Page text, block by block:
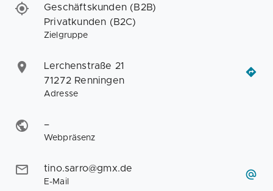
Geschäftskunden (B2B)
Privatkunden (B2C)
Zielgruppe
Lerchenstraße 21
71272 Renningen
Adresse
–
Webpräsenz
tino.sarro@gmx.de
E-Mail